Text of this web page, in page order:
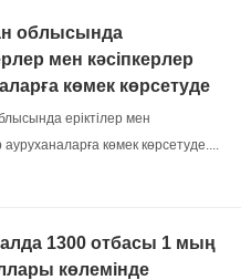
облысында
мен кәсіпкерлер
көмек көрсетуде
еріктілер мен
ауруханаларға көмек көрсетуде....
1300 отбасы 1 мың
көлемінде